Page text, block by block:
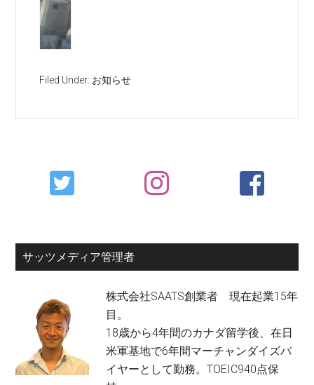
Filed Under: お知らせ
Primary
Sidebar
サッツメディア管理者
株式会社SAATS創業者 現在起業15年
目。
18歳から4年間のカナダ留学後、在日
米軍基地で6年間マーチャンダイズバ
イヤーとして勤務。TOEIC940点保